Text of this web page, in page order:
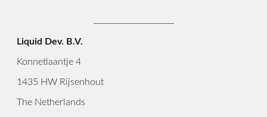
Liquid Dev. B.V.
Konnetlaantje 4
1435 HW Rijsenhout
The Netherlands